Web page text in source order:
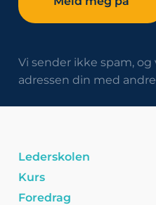
Vi sender ikke spam,
adressen din med
Lederskolen
Kurs
Foredrag